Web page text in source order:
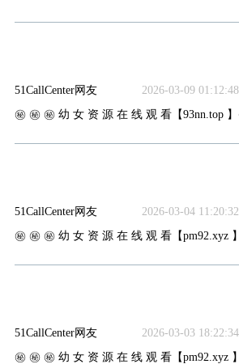
51CallCenter网友
2026-03-09 01:12:48
㊙️ ㊙️ ㊙️ 幼 女 资 源 在 线 观 看【93nn.top
51CallCenter网友
2026-03-04 11:20:32
㊙️ ㊙️ ㊙️ 幼 女 资 源 在 线 观 看【pm92.xyz
51CallCenter网友
2026-03-03 18:22:34
㊙️ ㊙️ ㊙️ 幼 女 资 源 在 线 观 看【pm92.xyz